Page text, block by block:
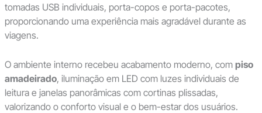
tomadas USB individuais, porta-copos e porta-pacotes,
proporcionando uma experiência mais agradável durante as
viagens.
O ambiente interno recebeu acabamento moderno, com piso
amadeirado, iluminação em LED com luzes individuais de
leitura e janelas panorâmicas com cortinas plissadas,
valorizando o conforto visual e o bem-estar dos usuários.